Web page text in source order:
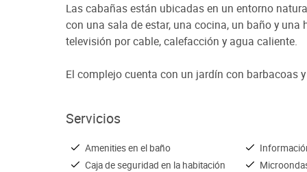
Las cabañas están ubicadas en un entorno
con una sala de estar, una cocina, un baño y
televisión por cable, calefacción y agua caliente.
El complejo cuenta con un jardín con barbacoas
Servicios
Amenities en el baño
Caja de seguridad en la habitación